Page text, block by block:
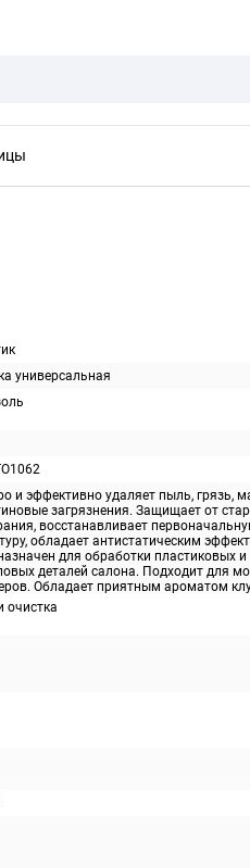
универсальная
и эффективно удаляет пыль, грязь,
загрязнения. Защищает от
восстанавливает
обладает антистатическим
для обработки пластиковых и
деталей салона. Подходит для
Обладает приятным ароматом
очистка